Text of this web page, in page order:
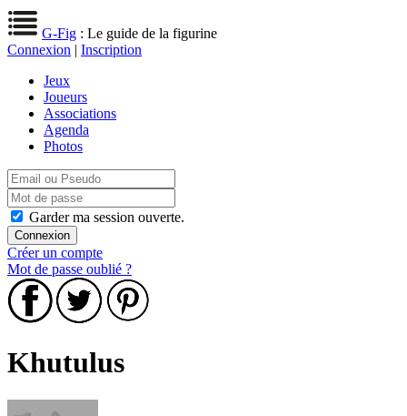
G-Fig : Le guide de la figurine
Connexion | Inscription
Jeux
Joueurs
Associations
Agenda
Photos
Garder ma session ouverte.
Créer un compte
Mot de passe oublié ?
Khutulus